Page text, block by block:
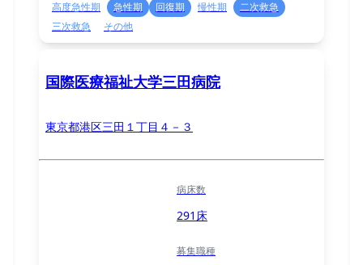
高度急性期 急性期 回復期 慢性期
二次救急
三次救急
その他
国際医療福祉大学三田病院
東京都港区三田１丁目４－３
病床数
291床
募集職種